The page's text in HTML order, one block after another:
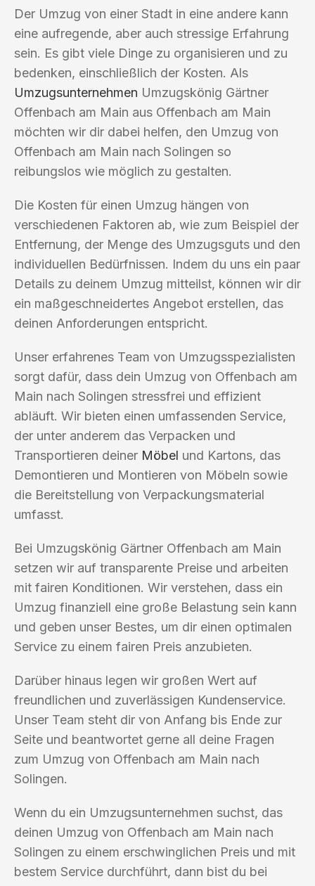
Der Umzug von einer Stadt in eine andere kann
eine aufregende, aber auch stressige Erfahrung
sein. Es gibt viele Dinge zu organisieren und zu
bedenken, einschließlich der Kosten. Als
Umzugsunternehmen Umzugskönig Gärtner
Offenbach am Main aus Offenbach am Main
möchten wir dir dabei helfen, den Umzug von
Offenbach am Main nach Solingen so
reibungslos wie möglich zu gestalten.
Die Kosten für einen Umzug hängen von
verschiedenen Faktoren ab, wie zum Beispiel der
Entfernung, der Menge des Umzugsguts und den
individuellen Bedürfnissen. Indem du uns ein paar
Details zu deinem Umzug mitteilst, können wir dir
ein maßgeschneidertes Angebot erstellen, das
deinen Anforderungen entspricht.
Unser erfahrenes Team von Umzugsspezialisten
sorgt dafür, dass dein Umzug von Offenbach am
Main nach Solingen stressfrei und effizient
abläuft. Wir bieten einen umfassenden Service,
der unter anderem das Verpacken und
Transportieren deiner Möbel und Kartons, das
Demontieren und Montieren von Möbeln sowie
die Bereitstellung von Verpackungsmaterial
umfasst.
Bei Umzugskönig Gärtner Offenbach am Main
setzen wir auf transparente Preise und arbeiten
mit fairen Konditionen. Wir verstehen, dass ein
Umzug finanziell eine große Belastung sein kann
und geben unser Bestes, um dir einen optimalen
Service zu einem fairen Preis anzubieten.
Darüber hinaus legen wir großen Wert auf
freundlichen und zuverlässigen Kundenservice.
Unser Team steht dir von Anfang bis Ende zur
Seite und beantwortet gerne all deine Fragen
zum Umzug von Offenbach am Main nach
Solingen.
Wenn du ein Umzugsunternehmen suchst, das
deinen Umzug von Offenbach am Main nach
Solingen zu einem erschwinglichen Preis und mit
bestem Service durchführt, dann bist du bei